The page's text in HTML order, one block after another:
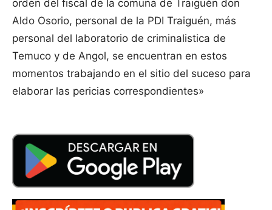
orden del fiscal de la comuna de Traiguén don
Aldo Osorio, personal de la PDI Traiguén, más
personal del laboratorio de criminalistica de
Temuco y de Angol, se encuentran en estos
momentos trabajando en el sitio del suceso para
elaborar las pericias correspondientes»